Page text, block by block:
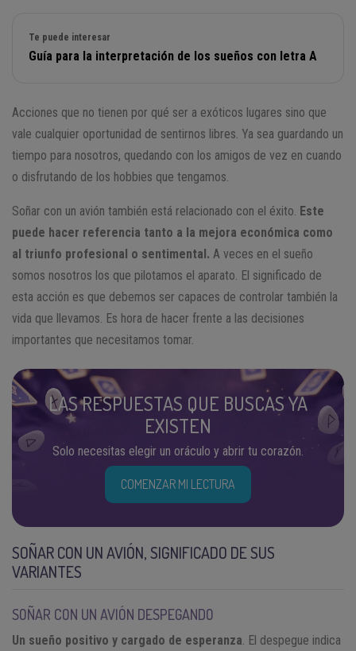
Te puede interesar
Guía para la interpretación de los sueños con letra A
Acciones que no tienen por qué ser a exóticos lugares sino que
vale cualquier oportunidad de sentirnos libres. Ya sea guardando un
tiempo para nosotros, quedando con los amigos de vez en cuando
o disfrutando de los hobbies que tengamos.
Soñar con un avión también está relacionado con el éxito. Este
puede hacer referencia tanto a la mejora económica como
al triunfo profesional o sentimental. A veces en el sueño
somos nosotros los que pilotamos el aparato. El significado de
esta acción es que debemos ser capaces de controlar también la
vida que llevamos. Es hora de hacer frente a las decisiones
importantes que necesitamos tomar.
LAS RESPUESTAS QUE BUSCAS YA
EXISTEN
Solo necesitas elegir un oráculo y abrir tu corazón.
COMENZAR MI LECTURA
SOÑAR CON UN AVIÓN, SIGNIFICADO DE SUS
VARIANTES
SOÑAR CON UN AVIÓN DESPEGANDO
Un sueño positivo y cargado de esperanza . El despegue indica